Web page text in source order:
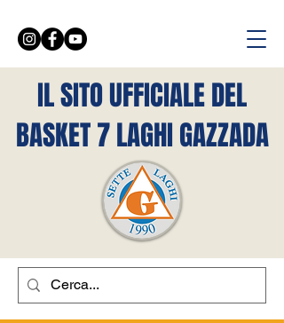
IL SITO UFFICIALE DEL
BASKET 7 LAGHI GAZZADA